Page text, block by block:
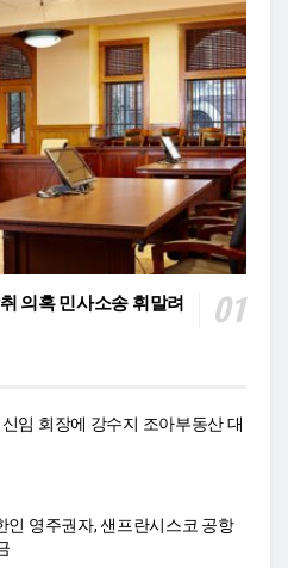
의혹 민사소송 휘말려
임 회장에 강수지 조아부동산 대
인 영주권자, 샌프란시스코 공항